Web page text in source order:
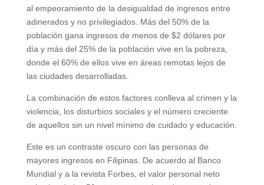
al empeoramiento de la desigualdad de ingresos entre
adinerados y no privilegiados. Más del 50% de la
población gana ingresos de menos de $2 dólares por
día y más del 25% de la población vive en la pobreza,
donde el 60% de ellos vive en áreas remotas lejos de
las ciudades desarrolladas.
La combinación de estos factores conlleva al crimen y la
violencia, los disturbios sociales y el número creciente
de aquellos sin un nivel mínimo de cuidado y educación.
Este es un contraste oscuro con las personas de
mayores ingresos en Filipinas. De acuerdo al Banco
Mundial y a la revista Forbes, el valor personal neto